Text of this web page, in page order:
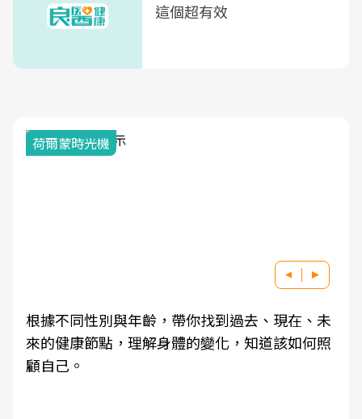
這個超有效
荷爾蒙時光機
根據不同性別與年齡，帶你找到過去、現在、未
來的健康節點，理解身體的變化，知道該如何照
顧自己。